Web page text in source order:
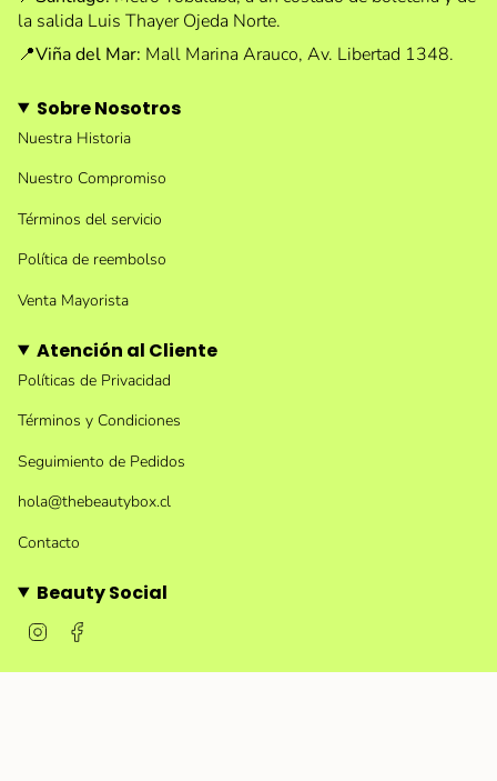
la salida Luis Thayer Ojeda Norte.
📍Viña del Mar: Mall Marina Arauco, Av. Libertad 1348.
Sobre Nosotros
Nuestra Historia
Nuestro Compromiso
Términos del servicio
Política de reembolso
Venta Mayorista
Atención al Cliente
Políticas de Privacidad
Términos y Condiciones
Seguimiento de Pedidos
hola@thebeautybox.cl
Contacto
Beauty Social
s
c